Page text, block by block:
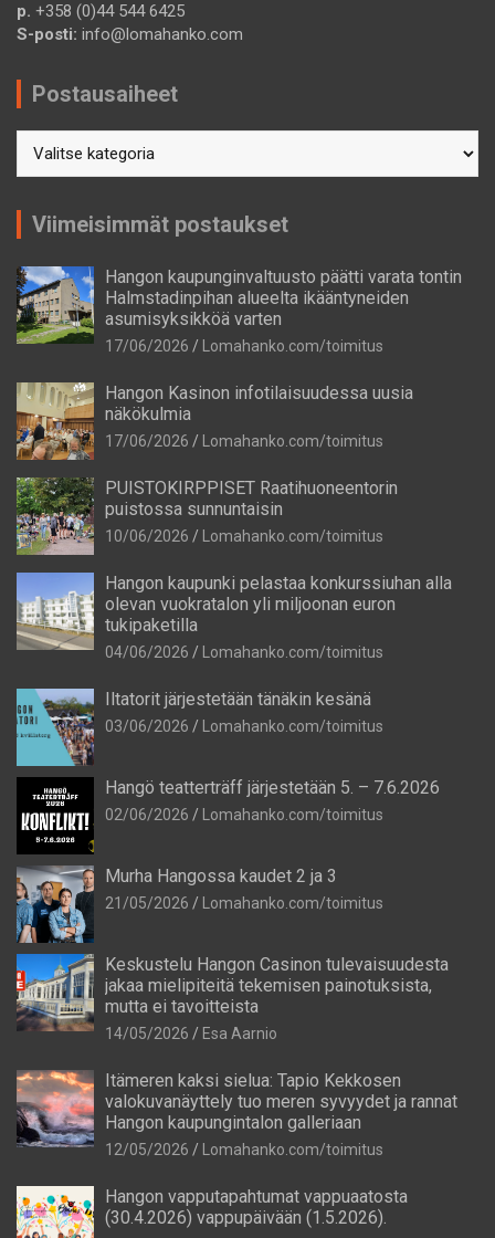
p. +358 (0)44 544 6425
S-posti: info@lomahanko.com
Postausaiheet
Viimeisimmät postaukset
Hangon kaupunginvaltuusto päätti varata tontin
Halmstadinpihan alueelta ikääntyneiden
asumisyksikköä varten
17/06/2026 Lomahanko.com/toimitus
Hangon Kasinon infotilaisuudessa uusia
näkökulmia
17/06/2026 Lomahanko.com/toimitus
PUISTOKIRPPISET Raatihuoneentorin
puistossa sunnuntaisin
10/06/2026 Lomahanko.com/toimitus
Hangon kaupunki pelastaa konkurssiuhan alla
olevan vuokratalon yli miljoonan euron
tukipaketilla
04/06/2026 Lomahanko.com/toimitus
Iltatorit järjestetään tänäkin kesänä
03/06/2026 Lomahanko.com/toimitus
Hangö teatterträff järjestetään 5. – 7.6.2026
02/06/2026 Lomahanko.com/toimitus
Murha Hangossa kaudet 2 ja 3
21/05/2026 Lomahanko.com/toimitus
Keskustelu Hangon Casinon tulevaisuudesta
jakaa mielipiteitä tekemisen painotuksista,
mutta ei tavoitteista
14/05/2026 Esa Aarnio
Itämeren kaksi sielua: Tapio Kekkosen
valokuvanäyttely tuo meren syvyydet ja rannat
Hangon kaupungintalon galleriaan
12/05/2026 Lomahanko.com/toimitus
Hangon vapputapahtumat vappuaatosta
(30.4.2026) vappupäivään (1.5.2026).